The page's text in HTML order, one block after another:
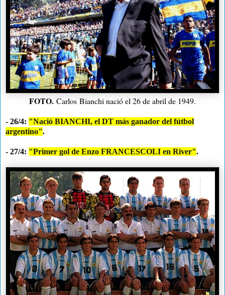
FOTO. Carlos Bianchi nació el 26 de abril de 1949.
- 26/4: "Nació BIANCHI, el DT más ganador del fútbol
argentino".
- 27/4: "Primer gol de Enzo FRANCESCOLI en River".